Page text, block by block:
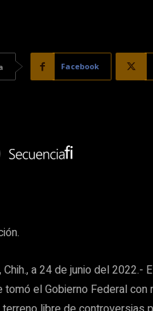
Facebook
Chih., a 24 de junio del
tomó el Gobierno Federal